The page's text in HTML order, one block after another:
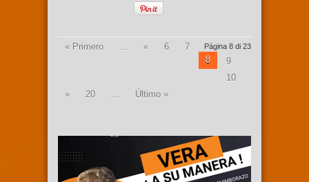
Página 8 di 23
« Primero ... « 6
7
8
9
10
»
20 ... Último »